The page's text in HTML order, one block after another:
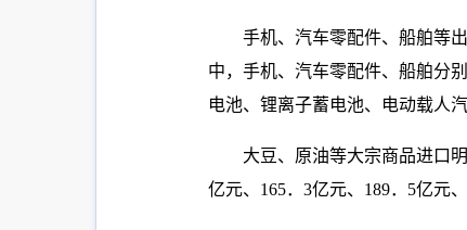
手机、汽车零配件、船舶等
中，手机、汽车零配件、船舶分
电池、锂离子蓄电池、电动载人
大豆、原油等大宗商品进口
亿元、165．3亿元、189．5亿元